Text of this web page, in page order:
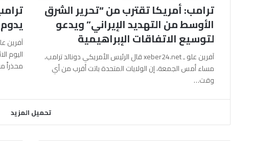
ترامب: أمريكا تقترب من “تحرير الشرق
الأوسط من التهديد الإيراني” ويدعو
لتوسيع الاتفاقات الإبراهيمية
آفرين علو ـ xeber24.net قال الرئيس الأمريكي دونالد ترامب،
مساء أمس الجمعة، إن الولايات المتحدة باتت أقرب من أي
وقت…
اليوم
محذراً
تحميل المزيد